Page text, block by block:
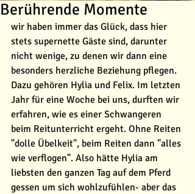
Berührende Momente
wir haben immer das Glück, dass hier
stets supernette Gäste sind, darunter
nicht wenige, zu denen wir dann eine
besonders herzliche Beziehung pflegen.
Dazu gehören Hylia und Felix. Im letzten
Jahr für eine Woche bei uns, durften wir
erfahren, wie es einer Schwangeren
beim Reitunterricht ergeht. Ohne Reiten
"dolle Übelkeit", beim Reiten dann "alles
wie verflogen". Also hätte Hylia am
liebsten den ganzen Tag auf dem Pferd
gessen um sich wohlzufühlen- aber das